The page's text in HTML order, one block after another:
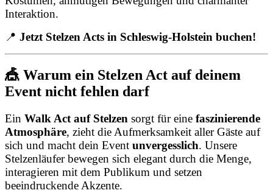
Interaktion.
📍 Jetzt Stelzen Acts in Schleswig-Holstein buchen!
🎪 Warum ein Stelzen Act auf deinem
Event nicht fehlen darf
Ein Walk Act auf Stelzen sorgt für eine faszinierende
Atmosphäre, zieht die Aufmerksamkeit aller Gäste auf
sich und macht dein Event unvergesslich. Unsere
Stelzenläufer bewegen sich elegant durch die Menge,
interagieren mit dem Publikum und setzen
beeindruckende Akzente.